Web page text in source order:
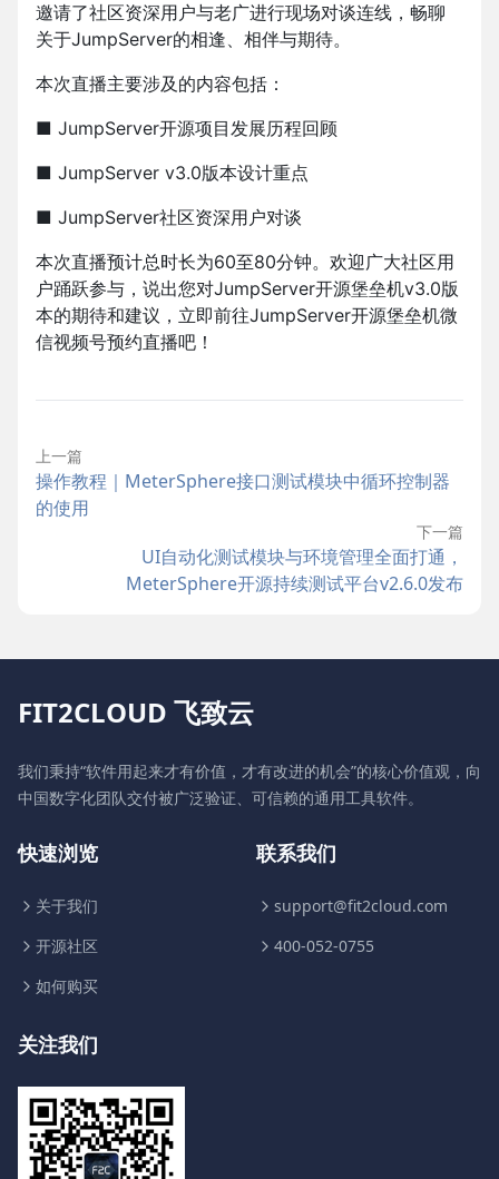
邀请了社区资深用户与老广进行现场对谈连线，畅聊
关于JumpServer的相逢、相伴与期待。
本次直播主要涉及的内容包括：
■ JumpServer开源项目发展历程回顾
■ JumpServer v3.0版本设计重点
■ JumpServer社区资深用户对谈
本次直播预计总时长为60至80分钟。欢迎广大社区用
户踊跃参与，说出您对JumpServer开源堡垒机v3.0版
本的期待和建议，立即前往JumpServer开源堡垒机微
信视频号预约直播吧！
上一篇
操作教程｜MeterSphere接口测试模块中循环控制器
的使用
下一篇
UI自动化测试模块与环境管理全面打通，
MeterSphere开源持续测试平台v2.6.0发布
FIT2CLOUD 飞致云
我们秉持“软件用起来才有价值，才有改进的机会”的核心价值观，向
中国数字化团队交付被广泛验证、可信赖的通用工具软件。
快速浏览
关于我们
开源社区
如何购买
联系我们
support@fit2cloud.com
400-052-0755
关注我们